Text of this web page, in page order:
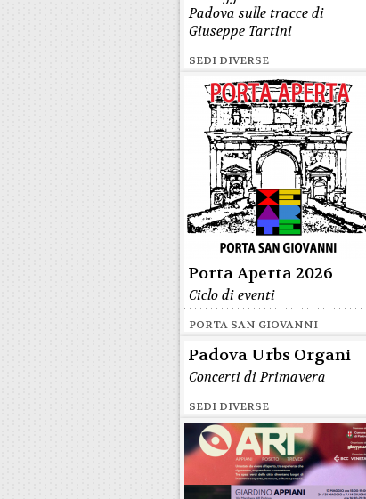
Padova sulle tracce di
Giuseppe Tartini
SEDI DIVERSE
Porta Aperta 2026
Ciclo di eventi
PORTA SAN GIOVANNI
Padova Urbs Organi
Concerti di Primavera
SEDI DIVERSE